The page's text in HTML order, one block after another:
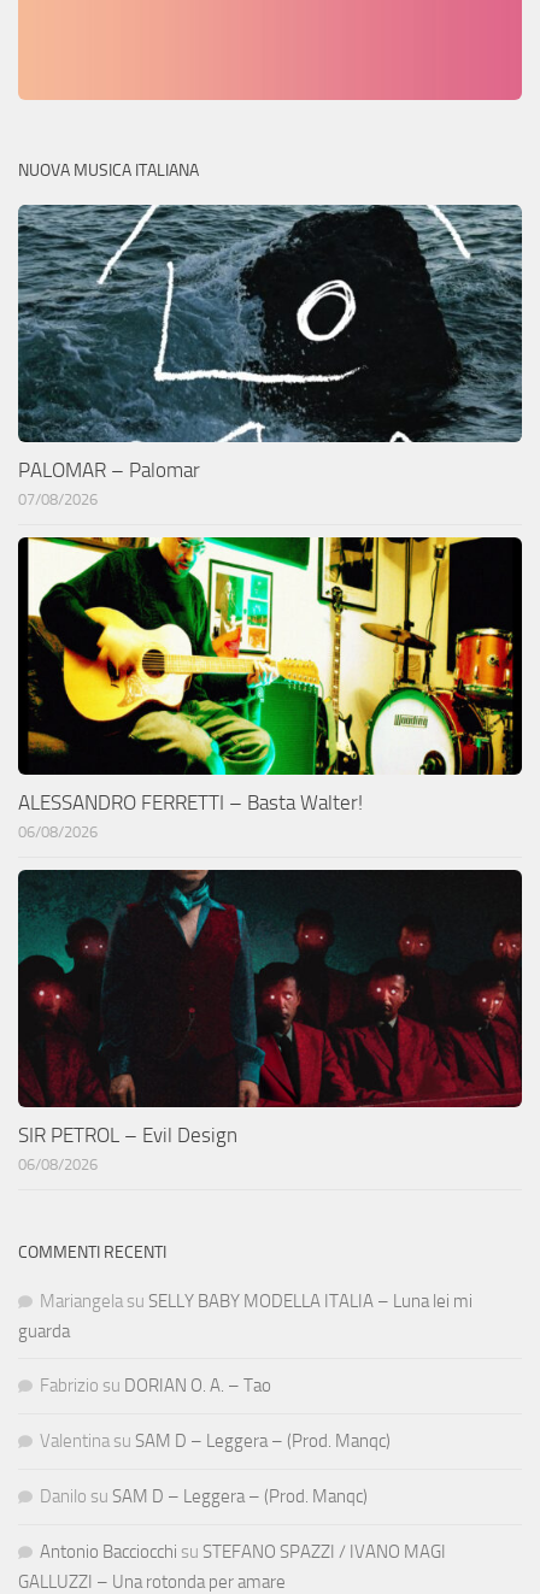
NUOVA MUSICA ITALIANA
PALOMAR – Palomar
07/08/2026
ALESSANDRO FERRETTI – Basta Walter!
06/08/2026
SIR PETROL – Evil Design
06/08/2026
COMMENTI RECENTI
Mariangela su SELLY BABY MODELLA ITALIA – Luna lei mi
guarda
Fabrizio su DORIAN O. A. – Tao
Valentina su SAM D – Leggera – (Prod. Manqc)
Danilo su SAM D – Leggera – (Prod. Manqc)
Antonio Bacciocchi su STEFANO SPAZZI / IVANO MAGI
GALLUZZI – Una rotonda per amare